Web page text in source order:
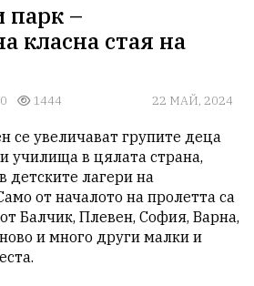
парк –
класна стая на
0 1444 22 МАЙ, 2024
се увеличават групите деца
училища в цялата страна,
детските лагери на
от началото на пролетта са
Балчик, Плевен, София, Варна,
и много други малки и